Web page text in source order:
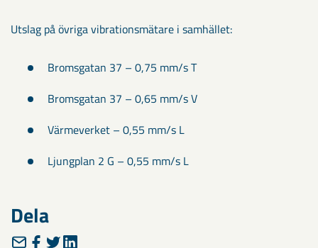
Utslag på övriga vibrationsmätare i samhället:
Bromsgatan 37 – 0,75 mm/s T
Bromsgatan 37 – 0,65 mm/s V
Värmeverket – 0,55 mm/s L
Ljungplan 2 G – 0,55 mm/s L
Dela